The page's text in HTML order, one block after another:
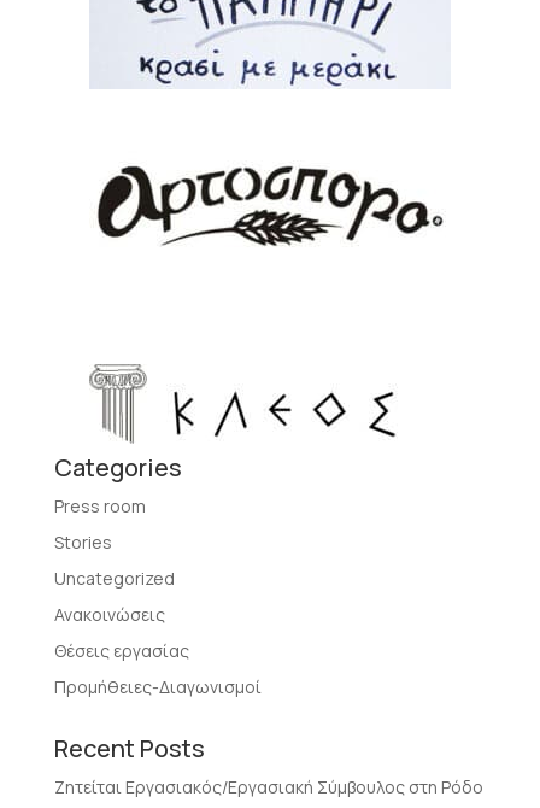
Categories
Press room
Stories
Uncategorized
Ανακοινώσεις
Θέσεις εργασίας
Προμήθειες-Διαγωνισμοί
Recent Posts
Ζητείται Εργασιακός/Εργασιακή Σύμβουλος στη Ρόδο